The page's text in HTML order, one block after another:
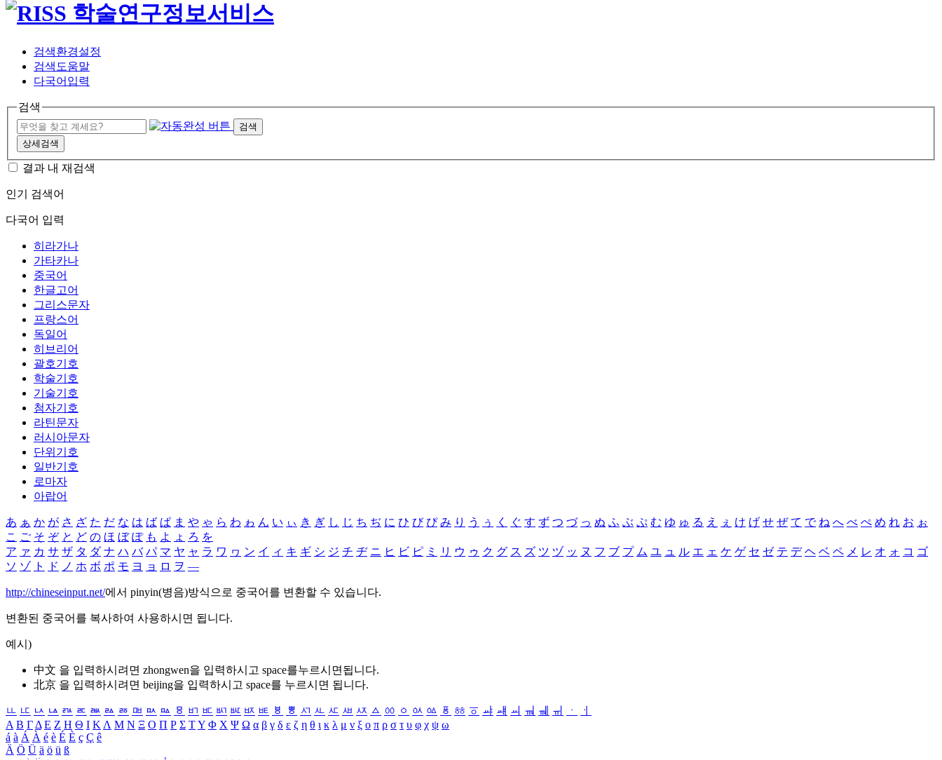
검색환경설정
검색도움말
다국어입력
검색
검색
상세검색
결과 내 재검색
인기 검색어
다국어 입력
히라가나
가타카나
중국어
한글고어
그리스문자
프랑스어
독일어
히브리어
괄호기호
학술기호
기술기호
첨자기호
라틴문자
러시아문자
단위기호
일반기호
로마자
아랍어
あ ぁ か が さ ざ た だ な は ば ぱ ま や ゃ ら わ ゎ ん い ぃ き ぎ し じ ち ぢ に ひ び ぴ み り う ぅ く ぐ す ず つ づ っ ぬ ふ ぶ ぷ む ゆ ゅ る え ぇ け げ せ ぜ て で ね へ べ ぺ め れ お ぉ
こ ご そ ぞ と ど の ほ ぼ ぽ も よ ょ ろ を
ア ァ カ サ ザ タ ダ ナ ハ バ パ マ ヤ ャ ラ ワ ヮ ン イ ィ キ ギ シ ジ チ ヂ ニ ヒ ビ ピ ミ リ ウ ゥ ク グ ス ズ ツ ヅ ッ ヌ フ ブ プ ム ユ ュ ル エ ェ ケ ゲ セ ゼ テ デ ヘ ベ ペ メ レ オ ォ コ ゴ
ソ ゾ ト ド ノ ホ ボ ポ モ ヨ ョ ロ ヲ ―
http://chineseinput.net/에서 pinyin(병음)방식으로 중국어를 변환할 수 있습니다.
변환된 중국어를 복사하여 사용하시면 됩니다.
예시)
中文 을 입력하시려면 zhongwen을 입력하시고 space를누르시면됩니다.
北京 을 입력하시려면 beijing을 입력하시고 space를 누르시면 됩니다.
ㅥ ㅦ ㅧ ㅨ ㅩ ㅪ ㅫ ㅬ ㅭ ㅮ ㅯ ㅰ ㅱ ㅲ ㅳ ㅴ ㅵ ㅶ ㅷ ㅸ ㅹ ㅺ ㅻ ㅼ ㅽ ㅾ ㅿ ㆀ ㆁ ㆂ ㆃ ㆄ ㆅ ㆆ ㆇ ㆈ ㆉ ㆊ ㆋ ㆌ ㆍ
ㆎ
Α Β ΓΔ Ε Ζ Η Θ Ι ΚΛ Μ Ν Ξ Ο Π Ρ Σ ΤΥ Φ Χ Ψ Ω α β γ δ ε ζ η θ ι κ λ μ ν ξ ο π ρ σ τ υ φ χ ψ ω
á à Á À é è É È ç Ç ê
Ä Ö Ü ä ö ü ß